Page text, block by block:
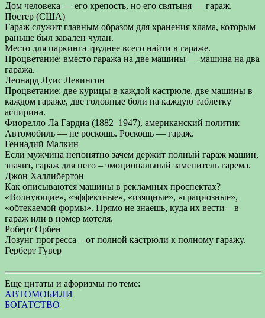
Дом человека — его крепость, но его святыня — гараж.
Постер (США)
Гараж служит главным образом для хранения хлама, которым
раньше был завален чулан.
Место для паркинга труднее всего найти в гараже.
Процветание: вместо гаража на две машины — машина на два
гаража.
Леонард Луис Левинсон
Процветание: две курицы в каждой кастрюле, две машины в
каждом гараже, две головные боли на каждую таблетку
аспирина.
Фиорелло Ла Гардиа (1882–1947), американский политик
Автомобиль — не роскошь. Роскошь — гараж.
Геннадий Малкин
Если мужчина непонятно зачем держит полный гараж машин,
значит, гараж для него – эмоциональный заменитель гарема.
Джон Халлибертон
Как описываются машины в рекламных проспектах?
«Волнующие», «эффектные», «изящные», «грациозные»,
«обтекаемой формы». Прямо не знаешь, куда их вести – в
гараж или в номер мотеля.
Роберт Орбен
Лозунг прогресса – от полной кастрюли к полному гаражу.
Герберт Гувер
Еще цитаты и афоризмы по теме:
АВТОМОБИЛИ
БОГАТСТВО